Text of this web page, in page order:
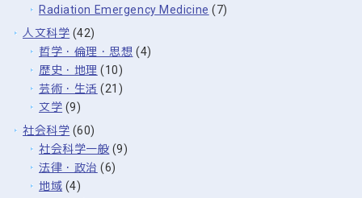
Radiation Emergency Medicine (7)
人文科学 (42)
哲学・倫理・思想 (4)
歴史・地理 (10)
芸術・生活 (21)
文学 (9)
社会科学 (60)
社会科学一般 (9)
法律・政治 (6)
地域 (4)